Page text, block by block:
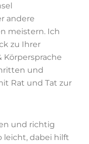
andere
meistern. Ich
zu Ihrer
und
Rat und Tat zur
und richtig
leicht, dabei hilft